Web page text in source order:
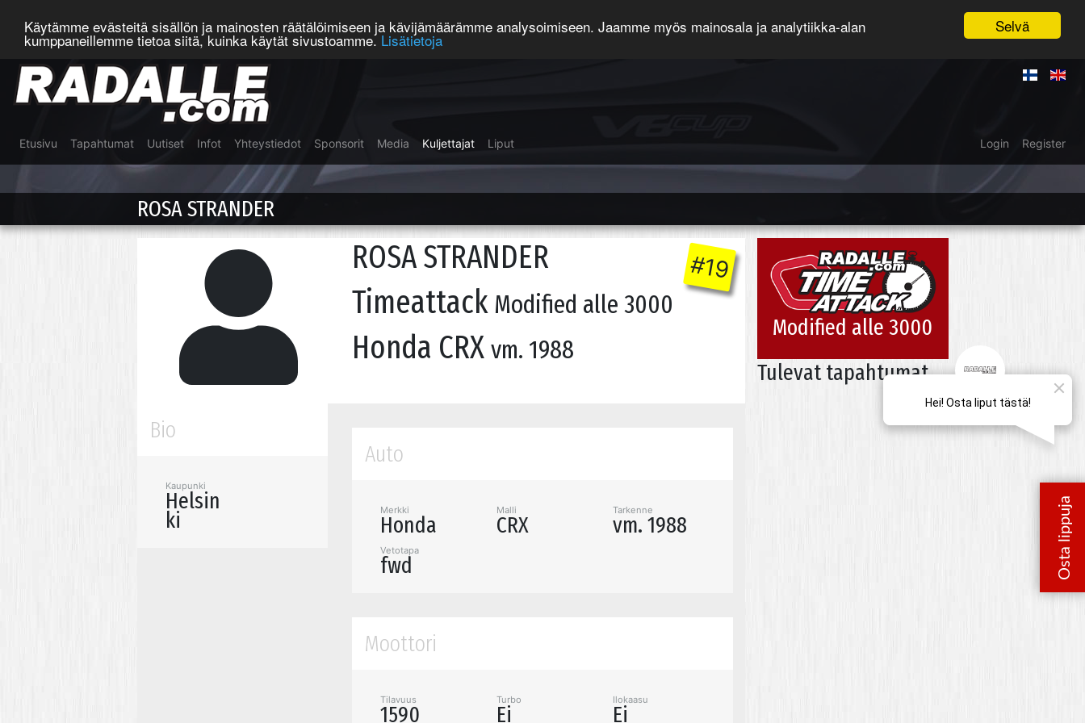
Selvä
Käytämme evästeitä sisällön ja mainosten räätälöimiseen ja kävijämäärämme analysoimiseen. Jaamme myös mainosala ja analytiikka-alan
kumppaneillemme tietoa siitä, kuinka käytät sivustoamme. Lisätietoja
Etusivu Tapahtumat Uutiset Infot Yhteystiedot Sponsorit Media Kuljettajat Liput Login Register
ROSA STRANDER
#19
ROSA STRANDER
Timeattack Modified alle 3000
Honda CRX vm. 1988
Bio
Kaupunki
Helsin
ki
Auto
Merkki
Honda
Malli
CRX
Tarkenne
vm. 1988
Vetotapa
fwd
Moottori
Tilavuus
1590
Turbo
Ei
Ilokaasu
Ei
Modified alle 3000
Tulevat tapahtumat